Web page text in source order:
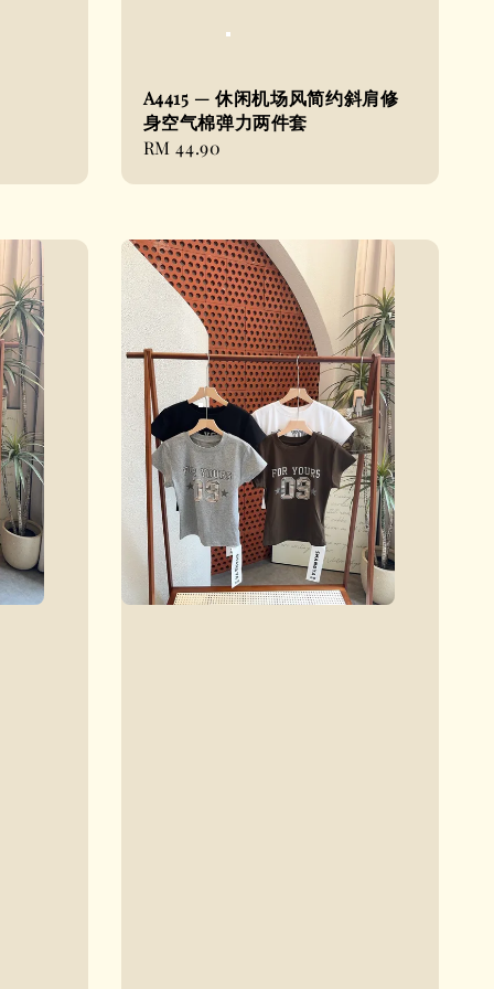
A4415 — 休闲机场风简约斜肩修
身空气棉弹力两件套
Regular
RM 44.90